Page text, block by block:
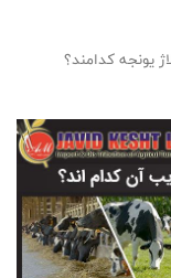
یونجه کدامند؟